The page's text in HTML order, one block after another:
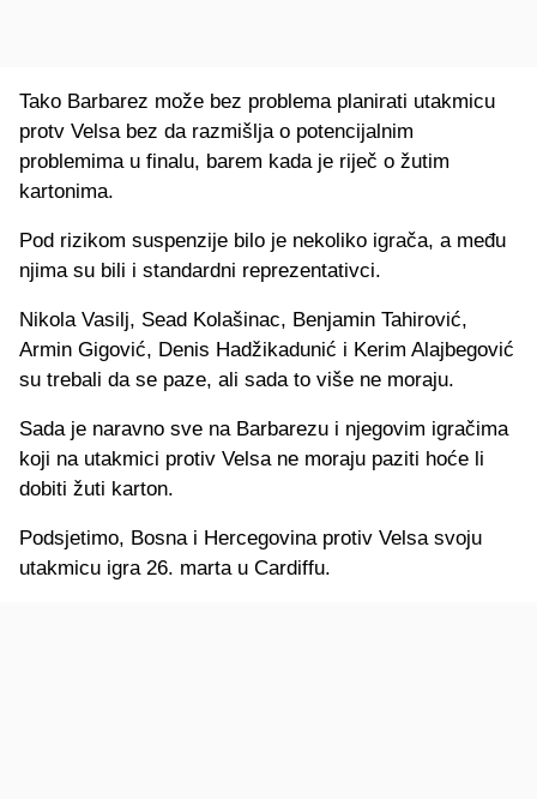
Tako Barbarez može bez problema planirati utakmicu
protv Velsa bez da razmišlja o potencijalnim
problemima u finalu, barem kada je riječ o žutim
kartonima.
Pod rizikom suspenzije bilo je nekoliko igrača, a među
njima su bili i standardni reprezentativci.
Nikola Vasilj, Sead Kolašinac, Benjamin Tahirović,
Armin Gigović, Denis Hadžikadunić i Kerim Alajbegović
su trebali da se paze, ali sada to više ne moraju.
Sada je naravno sve na Barbarezu i njegovim igračima
koji na utakmici protiv Velsa ne moraju paziti hoće li
dobiti žuti karton.
Podsjetimo, Bosna i Hercegovina protiv Velsa svoju
utakmicu igra 26. marta u Cardiffu.